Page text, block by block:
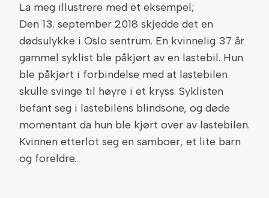
La meg illustrere med et eksempel;
Den 13. september 2018 skjedde det en
dødsulykke i Oslo sentrum. En kvinnelig 37 år
gammel syklist ble påkjørt av en lastebil. Hun
ble påkjørt i forbindelse med at lastebilen
skulle svinge til høyre i et kryss. Syklisten
befant seg i lastebilens blindsone, og døde
momentant da hun ble kjørt over av lastebilen.
Kvinnen etterlot seg en samboer, et lite barn
og foreldre.